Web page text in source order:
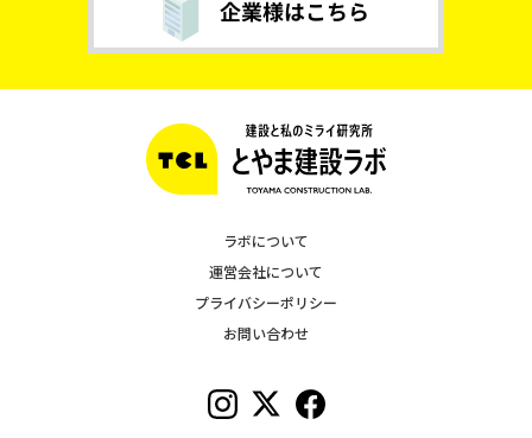
ラボについて
運営会社について
プライバシーポリシー
お問い合わせ